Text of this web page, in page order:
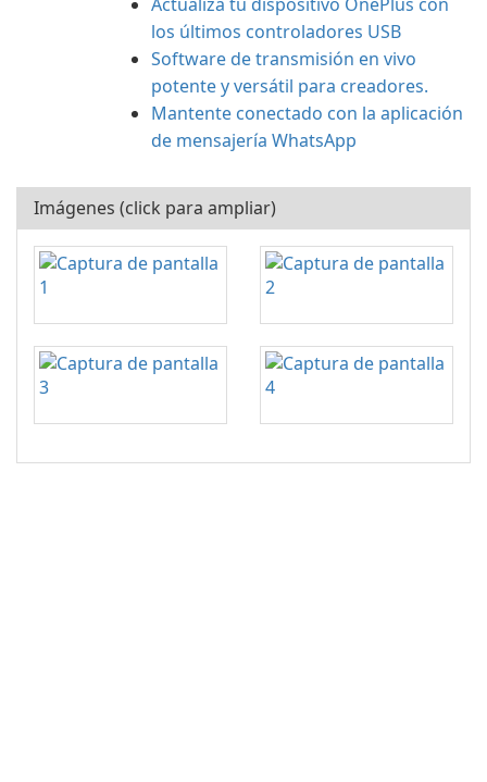
los últimos controladores USB
Software de transmisión en vivo
potente y versátil para creadores.
Mantente conectado con la aplicación
de mensajería WhatsApp
Imágenes (click para ampliar)